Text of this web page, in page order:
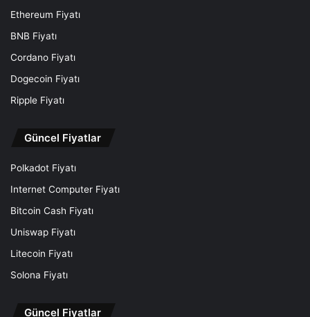
Ethereum Fiyatı
BNB Fiyatı
Cordano Fiyatı
Dogecoin Fiyatı
Ripple Fiyatı
Güncel Fiyatlar
Polkadot Fiyatı
Internet Computer Fiyatı
Bitcoin Cash Fiyatı
Uniswap Fiyatı
Litecoin Fiyatı
Solona Fiyatı
Güncel Fiyatlar